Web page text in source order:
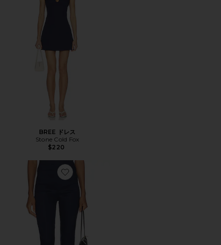
BREE ドレス
Stone Cold Fox
$220
Favorite ROMIE パンツ